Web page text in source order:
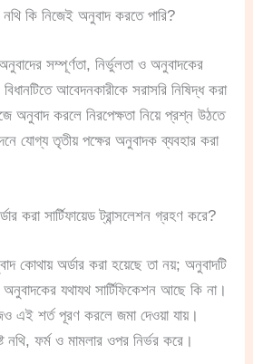
কি নিজেই অনুবাদ করতে পারি?
সম্পূর্ণতা, নির্ভুলতা ও অনুবাদকের
আবেদনকারীকে সরাসরি নিষিদ্ধ করা
অনুবাদ করলে নিরপেক্ষতা নিয়ে প্রশ্ন উঠতে
যোগ্য তৃতীয় পক্ষের অনুবাদক ব্যবহার করা
করা সার্টিফায়েড ট্রান্সলেশন গ্রহণ করে?
কোথায় অর্ডার করা হয়েছে তা নয়; অনুবাদটি
যথাযথ সার্টিফিকেশন আছে কি না।
এই শর্ত পূরণ করলে জমা দেওয়া যায়।
নথি, ফর্ম ও মামলার ওপর নির্ভর করে।